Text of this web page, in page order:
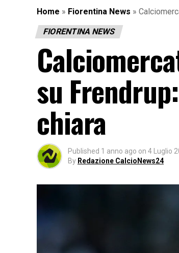
Home » Fiorentina News »
FIORENTINA NEWS
su
chiara
Published 1 anno ago on 4 Luglio
By Redazione CalcioNews24